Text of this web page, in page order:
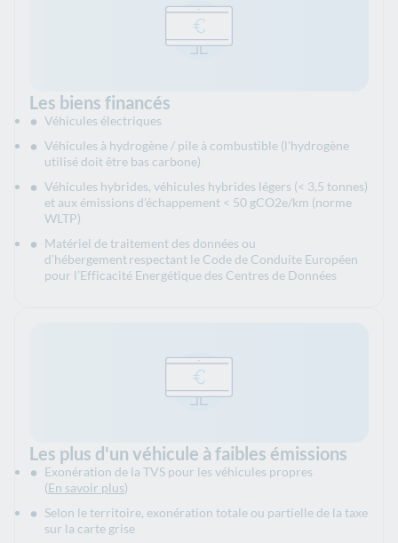
Les biens financés
Véhicules électriques
Véhicules à hydrogène / pile à combustible (l'hydrogène
utilisé doit être bas carbone)
Véhicules hybrides, véhicules hybrides légers (< 3,5 tonnes)
et aux émissions d'échappement < 50 gCO2e/km (norme
WLTP)
Matériel de traitement des données ou
d’hébergement respectant le Code de Conduite Européen
pour l’Efficacité Energétique des Centres de Données
Les plus d'un véhicule à faibles émissions
Exonération de la TVS pour les véhicules propres
(En savoir plus)
Selon le territoire, exonération totale ou partielle de la taxe
sur la carte grise